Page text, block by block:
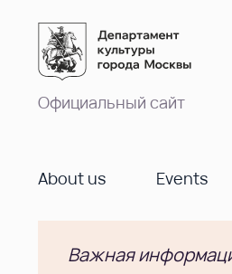
Официальный сайт
About us Events
Важная